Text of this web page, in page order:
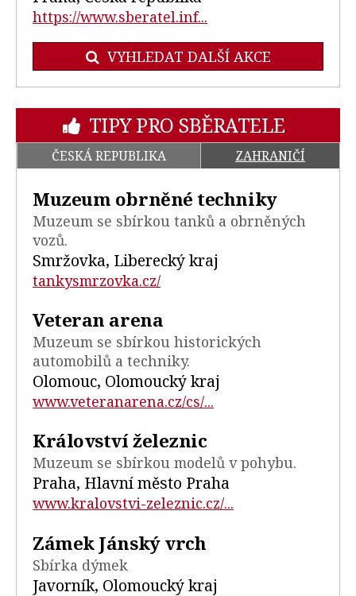
https://www.sberatel.inf...
VYHLEDAT DALŠÍ AKCE
TIPY PRO SBĚRATELE
ČESKÁ REPUBLIKA ZAHRANIČÍ
Muzeum obrněné techniky
Muzeum se sbírkou tanků a obrněných
vozů.
Smržovka, Liberecký kraj
tankysmrzovka.cz/
Veteran arena
Muzeum se sbírkou historických
automobilů a techniky.
Olomouc, Olomoucký kraj
www.veteranarena.cz/cs/...
Království železnic
Muzeum se sbírkou modelů v pohybu.
Praha, Hlavní město Praha
www.kralovstvi-zeleznic.cz/...
Zámek Jánský vrch
Sbírka dýmek
Javorník, Olomoucký kraj